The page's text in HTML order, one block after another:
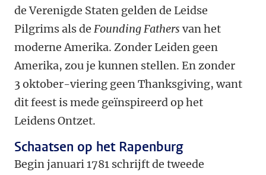
de Verenigde ­Staten gelden de Leidse
Pilgrims als de Founding Fathers van het
moderne Amerika. Zonder Leiden geen
Amerika, zou je kunnen stellen. En zonder
3 oktober-viering geen Thanksgiving, want
dit feest is mede geïnspireerd op het
Leidens Ontzet.
Schaatsen op het Rapenburg
Begin januari 1781 schrijft de tweede